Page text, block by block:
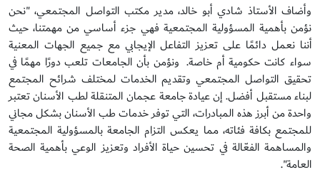
وأضاف الأستاذ شادي أبو خالد، مدير مكتب التواصل المجتمعي، "نحن
نؤمن بأهمية المسؤولية المجتمعية فهي جزء أساسي من مهمتنا، حيث
أننا نعمل دائمًا على تعزيز التفاعل الإيجابي مع جميع الجهات المعنية
سواء كانت حكومية أم خاصة. ونؤمن بأن الجامعات تلعب دورًا مهمًا في
تحقيق التواصل المجتمعي وتقديم الخدمات لمختلف شرائح المجتمع
لبناء مستقبل أفضل. إن عيادة جامعة عجمان المتنقلة لطب الأسنان تعتبر
واحدة من أبرز هذه المبادرات، التي توفر خدمات طب الأسنان بشكل مجاني
للمجتمع بكافة فئاته، مما يعكس التزام الجامعة بالمسؤولية المجتمعية
والمساهمة الفعّالة في تحسين حياة الأفراد وتعزيز الوعي بأهمية الصحة
العامة".